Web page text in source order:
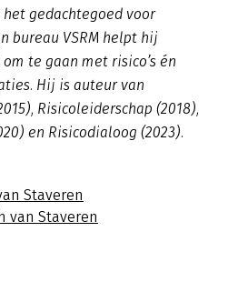
gedachtegoed voor
bureau VSRM helpt hij
te gaan met risico’s én
Hij is auteur van
Risicoleiderschap (2018),
en Risicodialoog (2023).
Staveren
van Staveren